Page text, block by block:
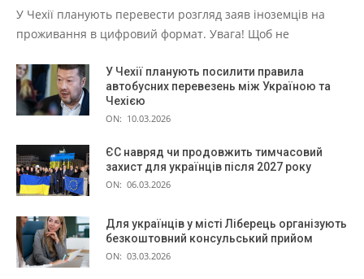
У Чехії планують перевести розгляд заяв іноземців на
проживання в цифровий формат. Увага! Щоб не
У Чехії планують посилити правила
автобусних перевезень між Україною та
Чехією
ON: 10.03.2026
ЄС навряд чи продовжить тимчасовий
захист для українців після 2027 року
ON: 06.03.2026
Для українців у місті Ліберець організують
безкоштовний консульський прийом
ON: 03.03.2026